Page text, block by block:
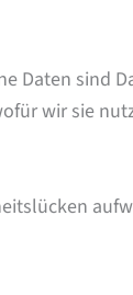
Daten sind
wir sie